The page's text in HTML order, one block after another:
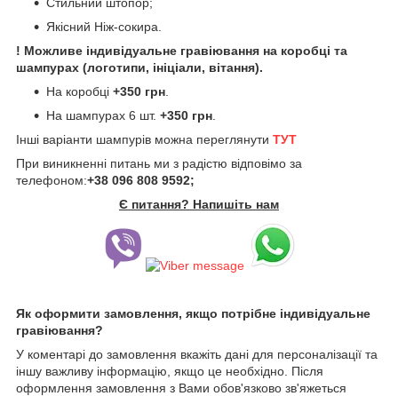
Якісний Ніж-сокира.
! Можливе індивідуальне гравіювання на коробці та
шампурах (логотипи, ініціали, вітання).
На коробці +350 грн
На шампурах 6 шт. +350 грн
Інші варіанти шампурів можна переглянути ТУТ
При виникненні питань ми з радістю відповімо за
телефоном:+38 096 808 9592;
Є питання? Напишіть нам
Як оформити замовлення, якщо потрібне індивідуальне
гравіювання?
У коментарі до замовлення вкажіть дані для персоналізації та
іншу важливу інформацію, якщо це необхідно. Після
оформлення замовлення з Вами обов'язково зв'яжеться